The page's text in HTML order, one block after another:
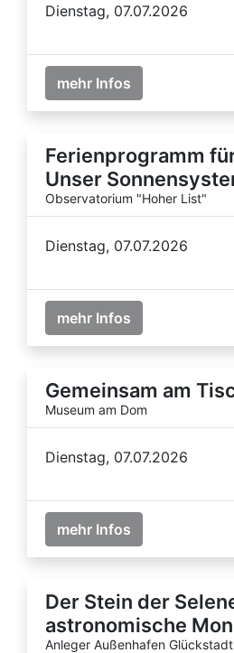
Dienstag, 07.07.2026
mehr Infos
Ferienprogramm
Unser
Observatorium "Hoher List"
Dienstag, 07.07.2026
mehr Infos
Gemeinsam am
Museum am Dom
Dienstag, 07.07.2026
mehr Infos
Der Stein der
astronomische
Anleger Außenhafen Glückstadt